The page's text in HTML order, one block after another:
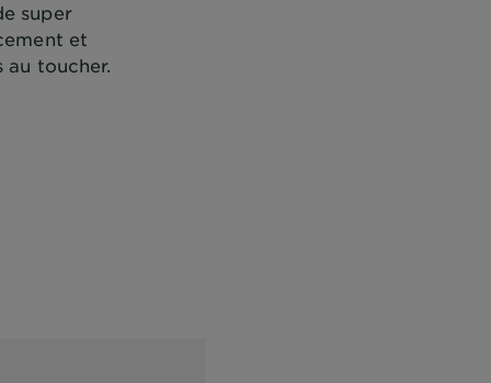
super
et
au toucher.